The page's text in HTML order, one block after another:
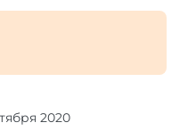
2020